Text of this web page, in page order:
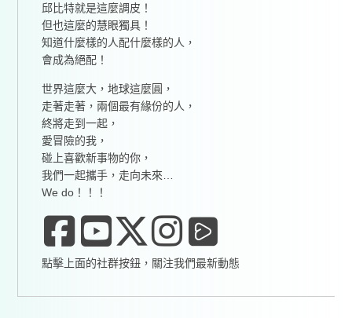
邱比特就是這麼調皮！
但也這麼的慧眼獨具！
知道什麼樣的人配什麼樣的人，
會成為絕配！
世界這麼大，地球這麼圓，
走著走著，兩個最有緣份的人，
終將走到一起，
愛冒險的我，
碰上喜歡新事物的你，
我們一起攜手，走向未來…
We do！！！
點擊上面的社群按鈕，關注我們最新動態